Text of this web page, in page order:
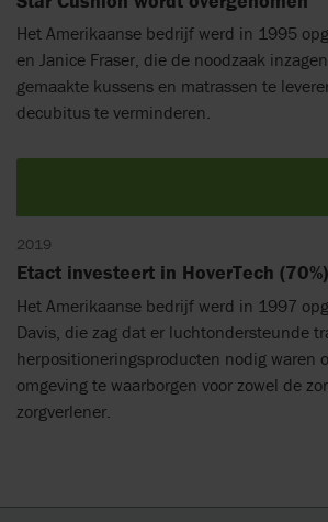
Het Amerikaanse bedrijf werd in 1995
en Janice Fraser, die de noodzaak
gemaakte kussens en matrassen te
decubitus te verminderen.
2019
Etact investeert in HoverTech (70%)
Het Amerikaanse bedrijf werd in 1997
Davis, die zag dat er luchtondersteunde
herpositioneringsproducten nodig waren
omgeving te waarborgen voor zowel de
zorgverlener.